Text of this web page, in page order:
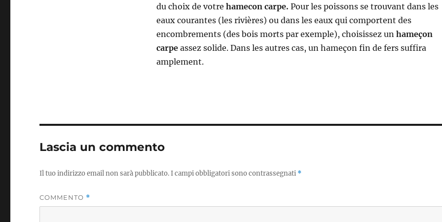
du choix de votre hamecon carpe. Pour les poissons se trouvant dans les
eaux courantes (les rivières) ou dans les eaux qui comportent des
encombrements (des bois morts par exemple), choisissez un hameçon
carpeassez solide. Dans les autres cas, un hameçon fin de fers suffira
amplement.
Lascia un commento
Il tuo indirizzo email non sarà pubblicato.I campi obbligatori sono contrassegnati *
COMMENTO *